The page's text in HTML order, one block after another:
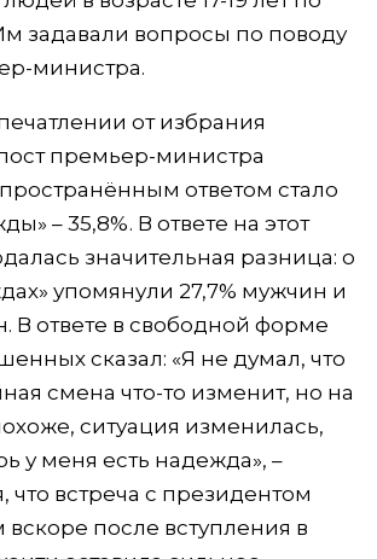
задавали вопросы по поводу
министра.
от избрания
премьер-министра
ответом стало
– 35,8%. В ответе на этот
значительная разница: о
упомянули 27,7% мужчин и
В ответе в свободной форме
сказал: «Я не думал, что
смена что-то изменит, но на
ситуация изменилась,
у меня есть надежда», –
что встреча с президентом
после вступления в